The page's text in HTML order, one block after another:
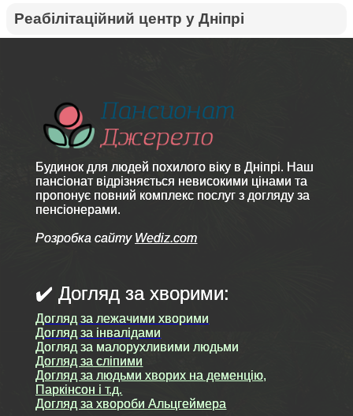
Реабілітаційний центр у Дніпрі
Будинок для людей похилого віку в Дніпрі. Наш
пансіонат відрізняється невисокими цінами та
пропонує повний комплекс послуг з догляду за
пенсіонерами.
Розробка сайту Wediz.com
✔️ Догляд за хворими:
Догляд за лежачими хворими
Догляд за інвалідами
Догляд за малорухливими людьми
Догляд за сліпими
Догляд за людьми хворих на деменцію,
Паркінсон і т.д.
Догляд за хвороби Альцгеймера